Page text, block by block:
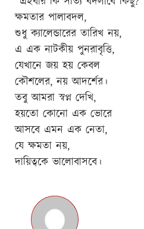
ক্ষমতার পালাবদল,
শুধু ক্যালেন্ডারের তারিখ নয়,
এ এক নাটকীয় পুনরাবৃত্তি,
যেখানে জয় হয় কেবল
কৌশলের, নয় আদর্শের।
তবু আমরা স্বপ্ন দেখি,
হয়তো কোনো এক ভোরে
আসবে এমন এক নেতা,
যে ক্ষমতা নয়,
দায়িত্বকে ভালোবাসবে।